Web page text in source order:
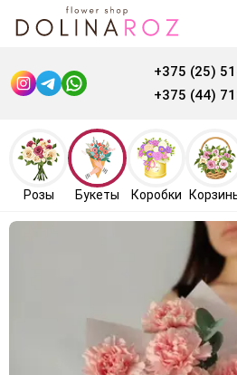
+375 (25)
+375 (44)
Розы Букеты Коробки